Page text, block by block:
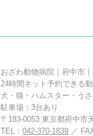
おざわ動物病院｜府中市
24時間ネット予約できる
犬・猫・ハムスター・う
駐車場：3台あり
〒183-0053 東京都府中市
TEL：042-370-1839 ／